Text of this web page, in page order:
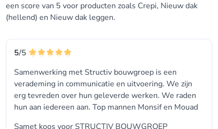
een score van 5 voor producten zoals Crepi, Nieuw dak
(hellend) en Nieuw dak leggen.
5/5
Samenwerking met Structiv bouwgroep is een
verademing in communicatie en uitvoering. We zijn
erg tevreden over hun geleverde werken. We raden
hun aan iedereen aan. Top mannen Monsif en Mouad
Samet koos voor STRUCTIV BOUWGROEP